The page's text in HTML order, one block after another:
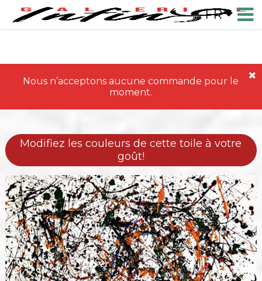
FR
Nous n’acceptons aucune commande pour le
moment.
Modifiez les couleurs de cette toile à votre
goût!